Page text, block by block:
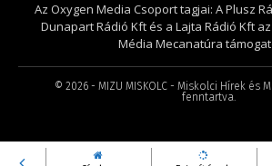
Az Oxygen Media Csoport tagjai: A Plusz
Dunapart Rádió Kft és a Lajta Rádió Kft
Média Mecanatúra
© 2026- MIZU MISKOLC - Miskolci Hírek és
fenntartva.